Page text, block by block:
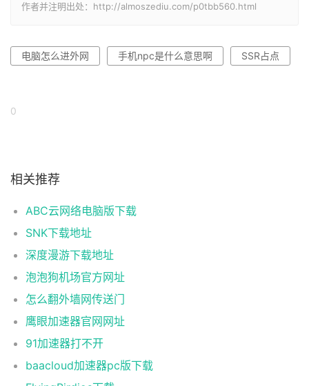
作者并注明出处：http://almoszediu.com/p0tbb560.html
电脑怎么进外网 手机npc是什么意思啊 SSR占点
0
相关推荐
ABC云网络电脑版下载
SNK下载地址
深度漫游下载地址
泡泡狗机场官方网址
怎么翻外墙网传送门
鹰眼加速器官网网址
91加速器打不开
baacloud加速器pc版下载